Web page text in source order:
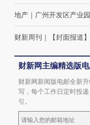
地产 ｜ 广州开发区产业
财新周刊 ｜ 【封面报道
财新网主编精选版
财新网新闻版电邮全新
写，每个工作日定时投
引。